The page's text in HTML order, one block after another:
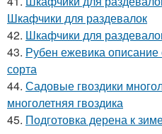
Шкафчики для раздевалок
42. Шкафчики для
43. Рубен ежевика описание
сорта
44. Садовые гвоздики
многолетняя гвоздика
45. Подготовка дерена к